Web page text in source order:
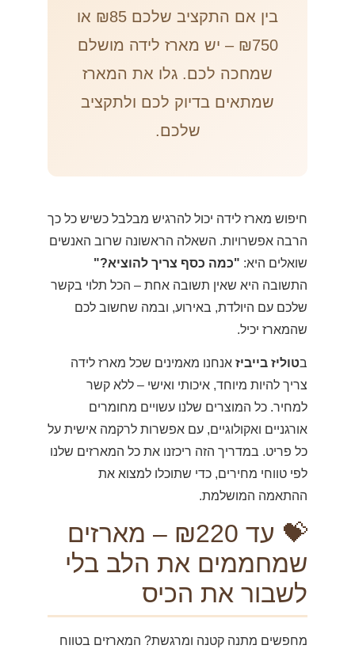
בין אם התקציב שלכם ₪85 או
₪750 – יש מארז לידה מושלם
שמחכה לכם. גלו את המארז
שמתאים בדיוק לכם ולתקציב
שלכם.
חיפוש מארז לידה יכול להרגיש מבלבל כשיש כל כך
הרבה אפשרויות. השאלה הראשונה שרוב האנשים
שואלים היא: "כמה כסף צריך להוציא?"
התשובה היא שאין תשובה אחת – הכל תלוי בקשר
שלכם עם היולדת, באירוע, ובמה שחשוב לכם
שהמארז יכיל.
בטוליז בייביז אנחנו מאמינים שכל מארז לידה
צריך להיות מיוחד, איכותי ואישי – ללא קשר
למחיר. כל המוצרים שלנו עשויים מחומרים
אורגניים ואקולוגיים, עם אפשרות לרקמה אישית על
כל פריט. במדריך הזה ריכזנו את כל המארזים שלנו
לפי טווחי מחירים, כדי שתוכלו למצוא את
ההתאמה המושלמת.
💝 עד ₪220 – מארזים
שמחממים את הלב בלי
לשבור את הכיס
מחפשים מתנה קטנה ומרגשת? המארזים בטווח